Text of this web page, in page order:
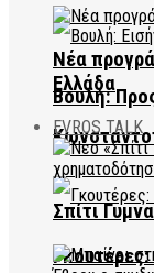
Βουλή:
Νέα
Ελλάδα
EVROS TALK
Σπίτι